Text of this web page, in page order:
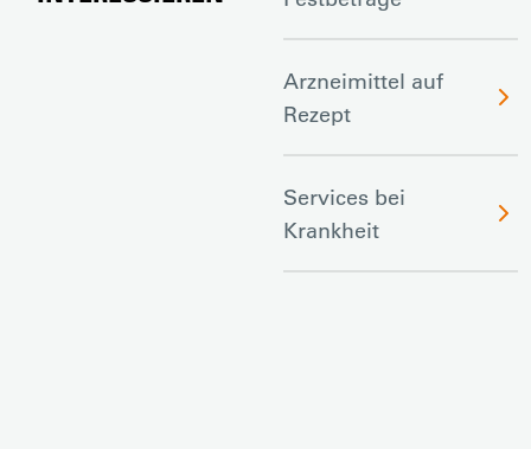
Arzneimittel auf
Rezept
Services bei
Krankheit